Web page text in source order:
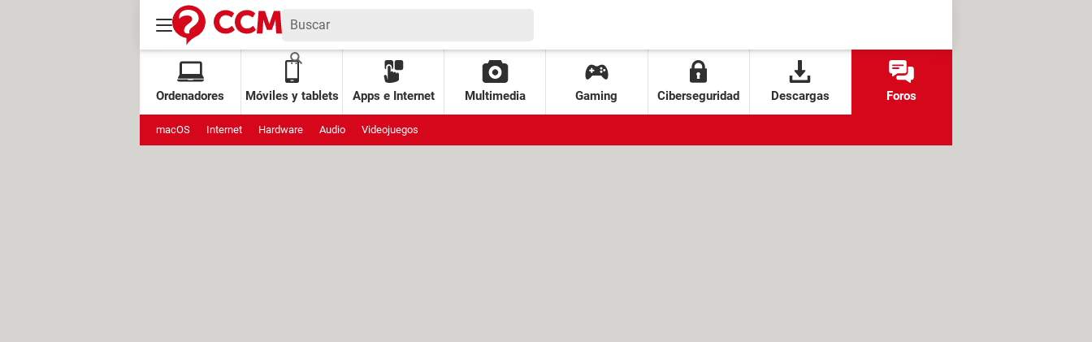
Ordenadores Móviles y tablets Apps e Internet Multimedia Gaming Ciberseguridad Descargas Foros
macOS Internet Hardware Audio Videojuegos